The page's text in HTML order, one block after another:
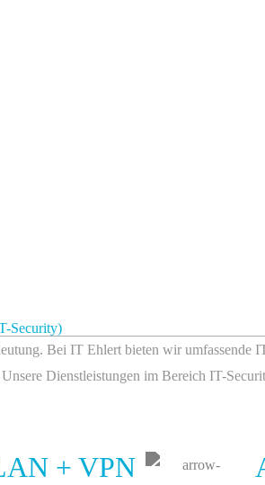
Security)
Bei IT Ehlert bieten wir umfassende
Dienstleistungen im Bereich IT-
+ VPN